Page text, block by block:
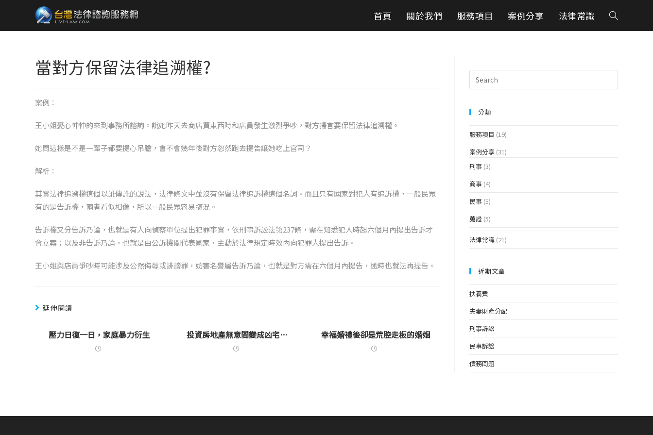
首頁 關於我們 服務項目 案例分享 法律常識
當對方保留法律追溯權?
案例：
王小姐憂心忡忡的來到事務所諮詢。說她昨天去商店買東西時和店員發生激烈爭吵，對方揚言要保留法律追溯權。
她問這樣是不是一輩子都要提心吊膽，會不會幾年後對方忽然跑去提告讓她吃上官司？
解析：
其實法律追溯權這個以訛傳訛的說法，法律條文中並沒有保留法律追訴權這個名詞。而且只有國家對犯人有追訴權，一般民眾
有的是告訴權，兩者看似相像，所以一般民眾容易搞混。
告訴權又分告訴乃論，也就是有人向偵察單位提出犯罪事實，依刑事訴訟法第237條，需在知悉犯人時起六個月內提出告訴才
會立案；以及非告訴乃論，也就是由公訴機關代表國家，主動於法律規定時效內向犯罪人提出告訴。
王小姐與店員爭吵時可能涉及公然侮辱或誹謗罪，妨害名譽屬告訴乃論，也就是對方需在六個月內提告，逾時也就法再提告。
延伸閱讀
壓力日復一日，家庭暴力衍生 投資房地產無意間變成凶宅… 幸福婚禮後卻是荒腔走板的婚姻
分類
服務項目 (19)
案例分享 (31)
刑事 (3)
商事 (4)
民事 (5)
蒐證 (5)
法律常識 (21)
近期文章
扶養費
夫妻財產分配
刑事訴訟
民事訴訟
債務問題